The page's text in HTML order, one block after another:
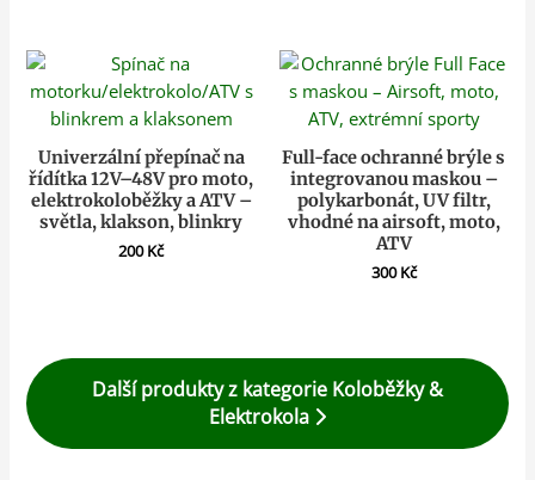
Univerzální přepínač na
řídítka 12V–48V pro moto,
elektrokoloběžky a ATV –
světla, klakson, blinkry
200Kč
Full-face ochranné brýle s
integrovanou maskou –
polykarbonát, UV filtr,
vhodné na airsoft, moto,
ATV
300Kč
Další produkty z kategorie Koloběžky &
Elektrokola